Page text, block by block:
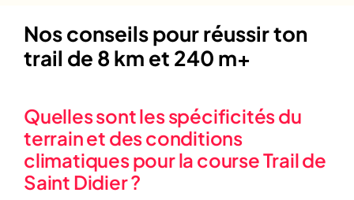
Nos conseils pour réussir ton
trail de 8 km et 240 m+
Quelles sont les spécificités du
terrain et des conditions
climatiques pour la course Trail de
Saint Didier ?